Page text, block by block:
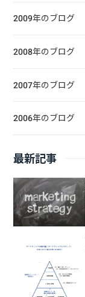
2009年のブログ
2008年のブログ
2007年のブログ
2006年のブログ
最新記事